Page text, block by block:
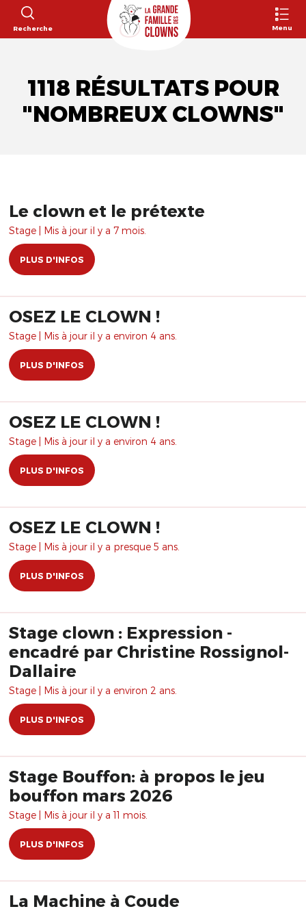
Recherche Menu
1118 RÉSULTATS POUR
"NOMBREUX CLOWNS"
Le clown et le prétexte
Stage | Mis à jour il y a 7 mois.
PLUS D'INFOS
OSEZ LE CLOWN !
Stage | Mis à jour il y a environ 4 ans.
PLUS D'INFOS
OSEZ LE CLOWN !
Stage | Mis à jour il y a environ 4 ans.
PLUS D'INFOS
OSEZ LE CLOWN !
Stage | Mis à jour il y a presque 5 ans.
PLUS D'INFOS
Stage clown : Expression -
encadré par Christine Rossignol-
Dallaire
Stage | Mis à jour il y a environ 2 ans.
PLUS D'INFOS
Stage Bouffon: à propos le jeu
bouffon mars 2026
Stage | Mis à jour il y a 11 mois.
PLUS D'INFOS
La Machine à Coude